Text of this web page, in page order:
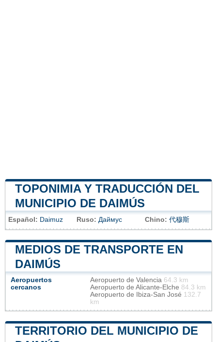
TOPONIMIA Y TRADUCCIÓN DEL
MUNICIPIO DE DAIMÚS
Español: Daimuz Ruso: Даймус Chino: 代穆斯
MEDIOS DE TRANSPORTE EN
DAIMÚS
Aeropuertos
cercanos
Aeropuerto de Valencia 64.3 km
Aeropuerto de Alicante-Elche 84.3 km
Aeropuerto de Ibiza-San José 132.7
km
TERRITORIO DEL MUNICIPIO DE